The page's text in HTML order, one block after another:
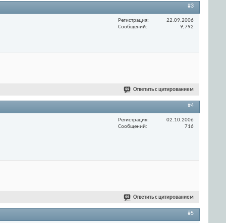
#3
Регистрация
22.09.2006
Сообщений
9,792
Ответить с цитированием
#4
Регистрация
02.10.2006
Сообщений
716
Ответить с цитированием
#5